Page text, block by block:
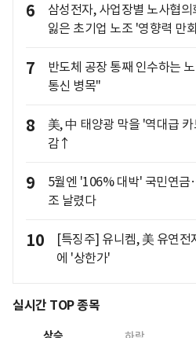
6
삼성전자, 사업장별 노사협
잃은 초기업 노조 '영향력 만
7
반도체 공장 통째 인수하는
통신 병목"
8
美, 中 태양광 막을 '역대급
감↑
9
5월엔 '106% 대박' 국민연
조 날렸다
10
[특징주] 유니켐, 美 유연전
에 '상한가'
실시간 TOP 종목